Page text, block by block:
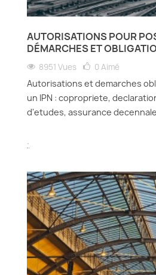
AUTORISATIONS POUR
DÉMARCHES ET
8951 Vues 0 Aimé
Autorisations et demarches
un IPN : copropriete,
d'etudes, assurance
.